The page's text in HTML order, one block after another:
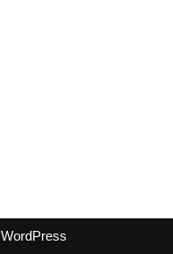
WordPress